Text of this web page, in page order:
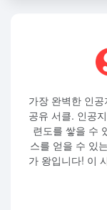
가장 완벽한 인
공유 서클. 인공
련도를 쌓을 수
스를 얻을 수 있
가 왕입니다! 이